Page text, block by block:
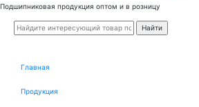
Подшипниковая продукция оптом и в розницу
Главная
Продукция